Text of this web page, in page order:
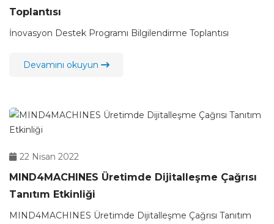
Toplantısı
İnovasyon Destek Programı Bilgilendirme Toplantısı
Devamını okuyun
22 Nisan 2022
MIND4MACHINES Üretimde Dijitalleşme Çağrısı
Tanıtım Etkinliği
MIND4MACHINES Üretimde Dijitalleşme Çağrısı Tanıtım